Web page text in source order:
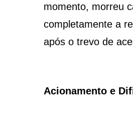
momento, morreu
completamente a
após o trevo de
Acionamento e